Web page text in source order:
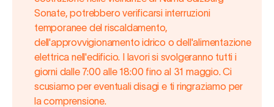
Sonate, potrebbero verificarsi interruzioni
temporanee del riscaldamento,
dell'approvvigionamento idrico o dell'alimentazione
elettrica nell'edificio. I lavori si svolgeranno tutti i
giorni dalle 7:00 alle 18:00 fino al 31 maggio. Ci
scusiamo per eventuali disagi e ti ringraziamo per
la comprensione.